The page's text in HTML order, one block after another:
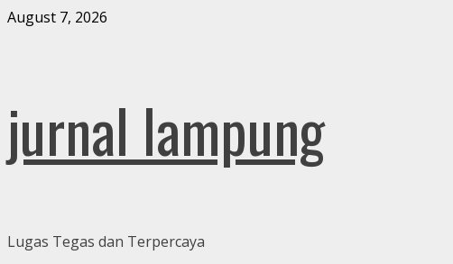
Skip
August 7, 2026
jurnal lampung
Lugas Tegas dan Terpercaya